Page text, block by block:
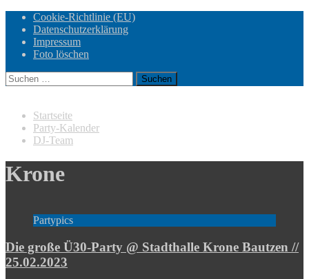
Cookie-Richtlinie (EU)
Datenschutzerklärung
Impressum
Foto löschen
Suchen
nach:
Startseite
Party-Kalender
DJ-Team
Krone
Partypics
Die große Ü30-Party @ Stadthalle Krone Bautzen //
25.02.2023